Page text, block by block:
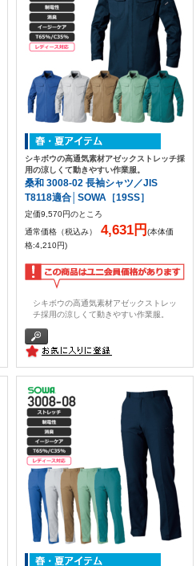
シキボウの高通気素材アゼックストレッチ採
用の涼しくて動きやすい作業服。
桑和 3008-02 長袖シャツ／JIS
T8118適合│SOWA［19SS］
定価9,570円のところ
通常価格（税込み）
4,631円(本体価
格:4,210円)
シキボウの高通気素材アゼックストレッ
チ採用の涼しくて動きやすい作業服。